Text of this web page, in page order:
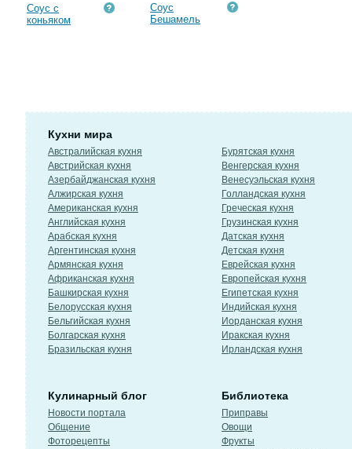
Соус с
коньяком
Соус
Бешамель
Кухни мира
Австралийская кухня
Австрийская кухня
Азербайджанская кухня
Алжирская кухня
Американская кухня
Английская кухня
Арабская кухня
Аргентинская кухня
Армянская кухня
Африканская кухня
Башкирская кухня
Белорусская кухня
Бельгийская кухня
Болгарская кухня
Бразильская кухня
Бурятская кухня
Венгерская кухня
Венесуэльская кухня
Голландская кухня
Греческая кухня
Грузинская кухня
Датская кухня
Детская кухня
Еврейская кухня
Европейская кухня
Египетская кухня
Индийская кухня
Иорданская кухня
Иракская кухня
Ирландская кухня
Кулинарный блог
Новости портала
Общение
Фоторецепты
Библиотека
Приправы
Овощи
Фрукты